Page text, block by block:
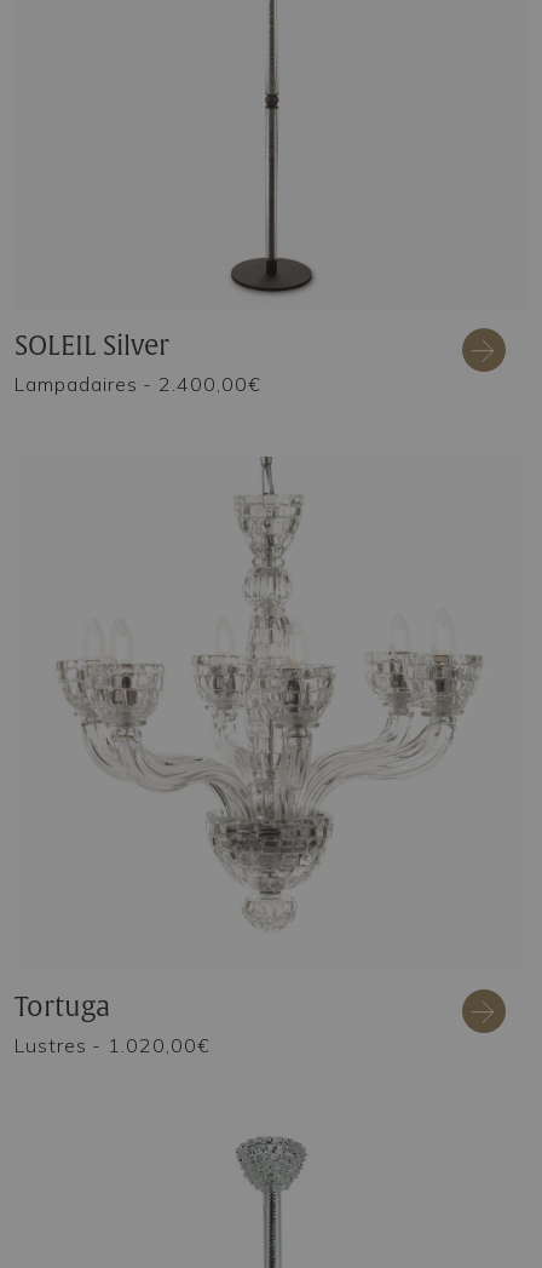
SOLEIL Silver
Lampadaires - 2.400,00€
Tortuga
Lustres - 1.020,00€